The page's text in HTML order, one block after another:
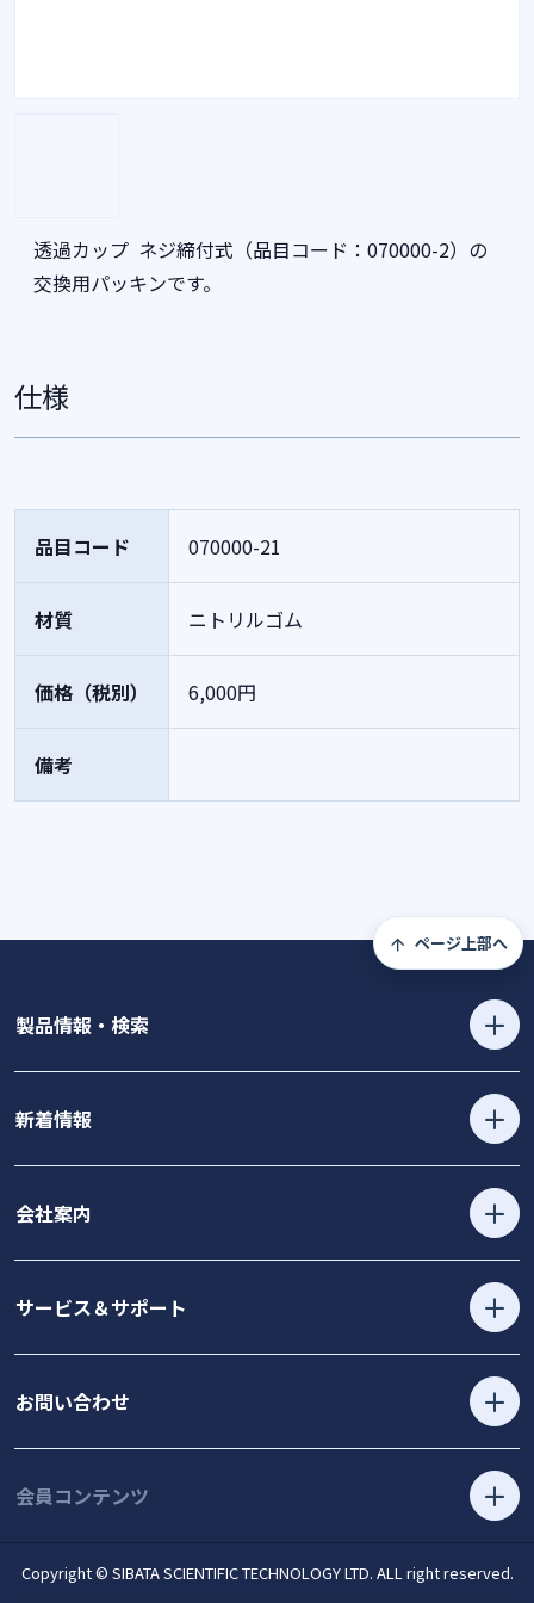
透過カップ ネジ締付式（品目コード：070000-2）の
交換用パッキンです。
仕様
品目コード 070000-21
材質 ニトリルゴム
価格（税別） 6,000円
備考
ページ上部へ
製品情報・検索
新着情報
会社案内
サービス＆サポート
お問い合わせ
会員コンテンツ
Copyright © SIBATA SCIENTIFIC TECHNOLOGY LTD. ALL right reserved.